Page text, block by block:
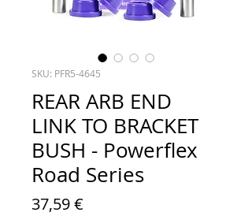
SKU: PFR5-4645
REAR ARB END
LINK TO BRACKET
BUSH - Powerflex
Road Series
37,59 €